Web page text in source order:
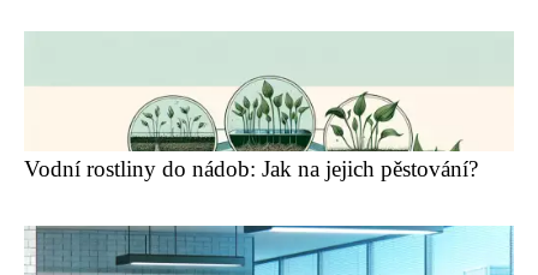
Vodní rostliny do nádob: Jak na jejich pěstování?